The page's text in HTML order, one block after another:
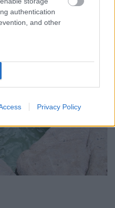
authentication
and other
Privacy Policy